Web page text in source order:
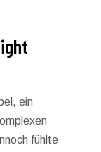
ein
fühlte